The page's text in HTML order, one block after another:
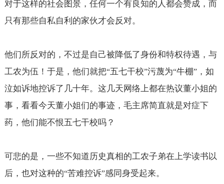
对于这样的社会图景，任何一个有良知的人都会赞成，而
只有那些自私自利的家伙才会反对。
他们所反对的，不过是自己被降低了身份和特权待遇，与
工农为伍！于是，他们就把“五七干校”污蔑为“牛棚”，如
泣如诉地控诉了几十年。这几天网络上都在热议董小姐的
事，看看今天董小姐们的事迹，毛主席简直就是对症下
药，他们能不恨五七干校吗？
可悲的是，一些不知道历史真相的工农子弟在上学读书以
后，也对这种的“苦难控诉”感同身受起来。